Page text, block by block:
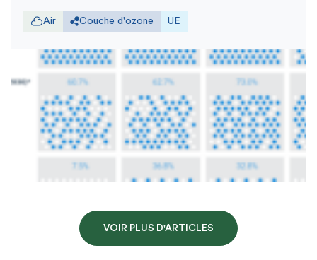
Air Couche d'ozone UE
VOIR PLUS D'ARTICLES